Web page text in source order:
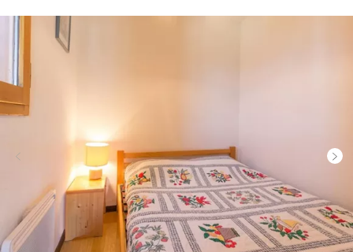
Accommodaties
Thema's
Bezienswaardigheden